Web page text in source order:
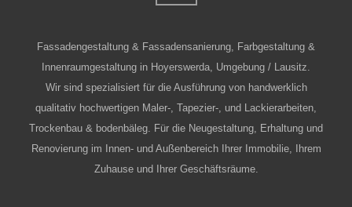
Fassadengestaltung & Fassadensanierung, Farbgestaltung &
Innenraumgestaltung in Hoyerswerda, Umgebung / Lausitz.
Wir sind spezialisiert für die Ausführung von handwerklich
qualitativ hochwertigen Maler-, Tapezier-, und Lackierarbeiten,
Trockenbau & bodenbäleg. Für die Neugestaltung, Erhaltung und
Renovierung im Innen- und Außenbereich Ihrer Immobilie, Ihrem
Zuhause und Ihrer Geschäftsräume.